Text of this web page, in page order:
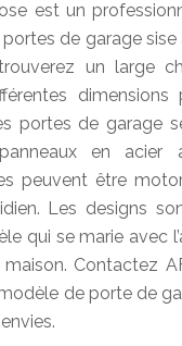
est un
de garage sise
un large
dimensions
portes de garage
en acier
peuvent être
Les designs
qui se marie avec
Contactez
de porte de